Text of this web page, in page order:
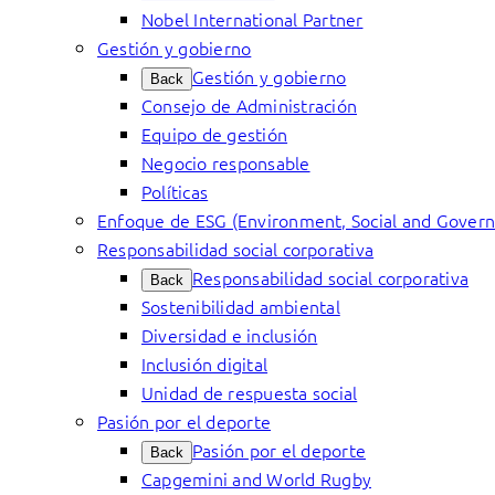
Nobel International Partner
Gestión y gobierno
Back Gestión y gobierno
Consejo de Administración
Equipo de gestión
Negocio responsable
Políticas
Enfoque de ESG (Environment, Social and
Responsabilidad social corporativa
Back Responsabilidad social corporativa
Sostenibilidad ambiental
Diversidad e inclusión
Inclusión digital
Unidad de respuesta social
Pasión por el deporte
Back Pasión por el deporte
Capgemini and World Rugby